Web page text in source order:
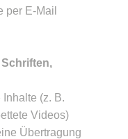
per E-Mail
Schriften,
(z. B.
Videos)
Übertragung